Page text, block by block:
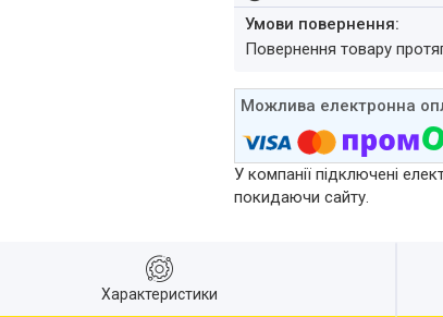
повернення товару
У компанії підключені
покидаючи сайту.
Характеристики